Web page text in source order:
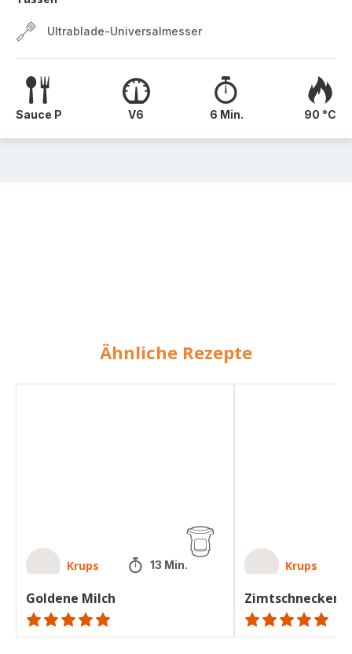
Ultrablade-Universalmesser
Sauce P V6 6 Min. 90 °C
Ähnliche Rezepte
Krups 13 Min.
Goldene Milch
Bewertung
Krups
Zimtschnecken
ratings.NaN